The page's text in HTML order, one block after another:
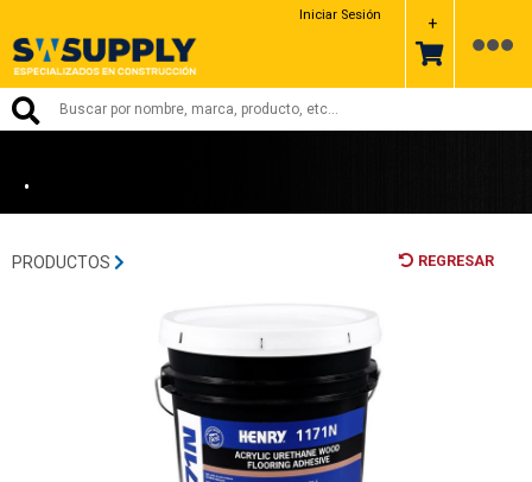
Iniciar Sesión +
•
PRODUCTOS REGRESAR